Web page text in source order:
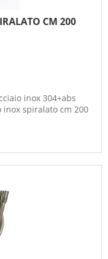
CM 200
inox 304+abs
spiralato cm 200